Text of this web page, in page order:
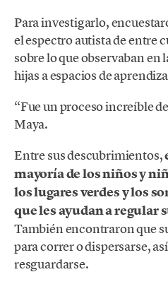
Para investigarlo,
el espectro autista de entre
sobre lo que observaban en
hijas a espacios de
“Fue un proceso increíble
Maya.
Entre sus descubrimientos,
mayoría de los niños y
los lugares verdes y los
que les ayudan a regular
También encontraron que
para correr o dispersarse,
resguardarse.